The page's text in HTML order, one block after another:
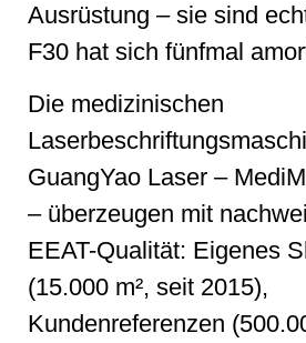
Ausrüstung – sie sind
F30 hat sich fünfmal
Die medizinischen
GuangYao Laser –
– überzeugen mit
EEAT-Qualität: Eigenes
(15.000 m², seit 2015),
Kundenreferenzen